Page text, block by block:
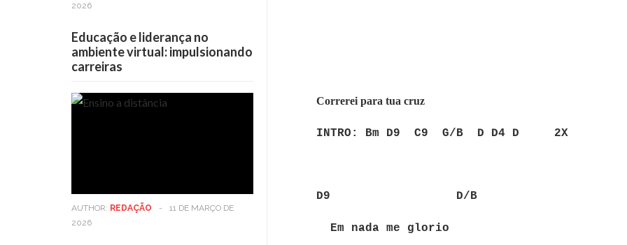
Correrei para tua cruz
INTRO: Bm D9 C9 G/B D D4 D 2X
D9 D/B
Em nada me glorio
2026
Educação e liderança no
ambiente virtual: impulsionando
carreiras
AUTHOR: REDAÇÃO -
11 DE MARÇO DE
2026